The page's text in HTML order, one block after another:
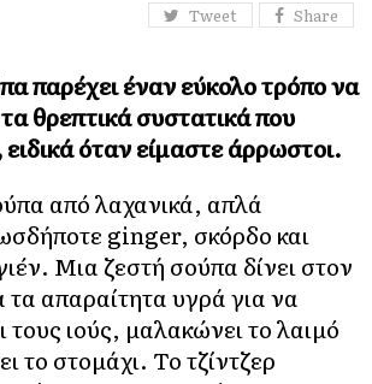
Tweet Share
παρέχει έναν εύκολο τρόπο να
θρεπτικά συστατικά που
όταν είμαστε άρρωστοι.
από λαχανικά, απλά
ginger, σκόρδο και
Μια ζεστή σούπα δίνει στον
απαραίτητα υγρά για να
τους ιούς, μαλακώνει το λαιμό
το στομάχι. Το τζίντζερ